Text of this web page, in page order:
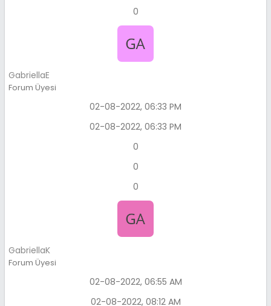
0
GabriellaE
Forum Üyesi
02-08-2022, 06:33 PM
02-08-2022, 06:33 PM
0
0
0
GabriellaK
Forum Üyesi
02-08-2022, 06:55 AM
02-08-2022, 08:12 AM